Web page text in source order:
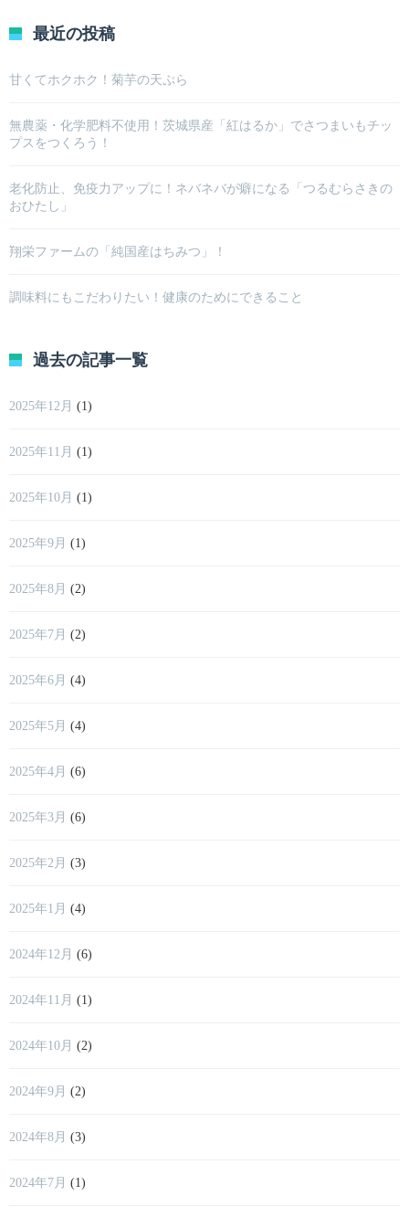
最近の投稿
甘くてホクホク！菊芋の天ぷら
無農薬・化学肥料不使用！茨城県産「紅はるか」でさつまいもチッ
プスをつくろう！
老化防止、免疫力アップに！ネバネバが癖になる「つるむらさきの
おひたし」
翔栄ファームの「純国産はちみつ」！
調味料にもこだわりたい！健康のためにできること
過去の記事一覧
2025年12月 (1)
2025年11月 (1)
2025年10月 (1)
2025年9月 (1)
2025年8月 (2)
2025年7月 (2)
2025年6月 (4)
2025年5月 (4)
2025年4月 (6)
2025年3月 (6)
2025年2月 (3)
2025年1月 (4)
2024年12月 (6)
2024年11月 (1)
2024年10月 (2)
2024年9月 (2)
2024年8月 (3)
2024年7月 (1)